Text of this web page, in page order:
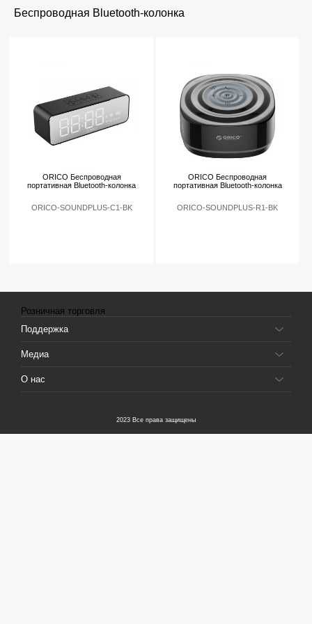
Беспроводная Bluetooth-колонка
ORICO Беспроводная
портативная Bluetooth-колонка
ORICO-SOUNDPLUS-C1-BK
ORICO Беспроводная
портативная Bluetooth-колонка
ORICO-SOUNDPLUS-R1-BK
Розничная торговля
Поддержка
Медиа
О нас
2023 Все права защищены